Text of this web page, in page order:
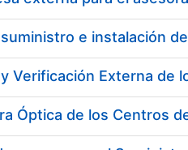
e instalación